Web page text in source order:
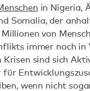
in Nigeria,
Somalia, der
Millionen von
immer noch
Krisen sind sich
für
wenn nicht